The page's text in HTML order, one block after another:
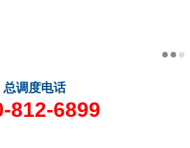
总调度电话
812-6899